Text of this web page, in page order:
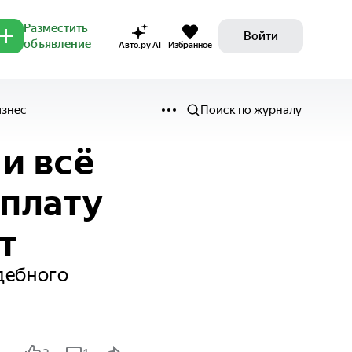
Разместить
объявление
Авто.ру AI Избранное
Войти
Поиск по журналу
всё